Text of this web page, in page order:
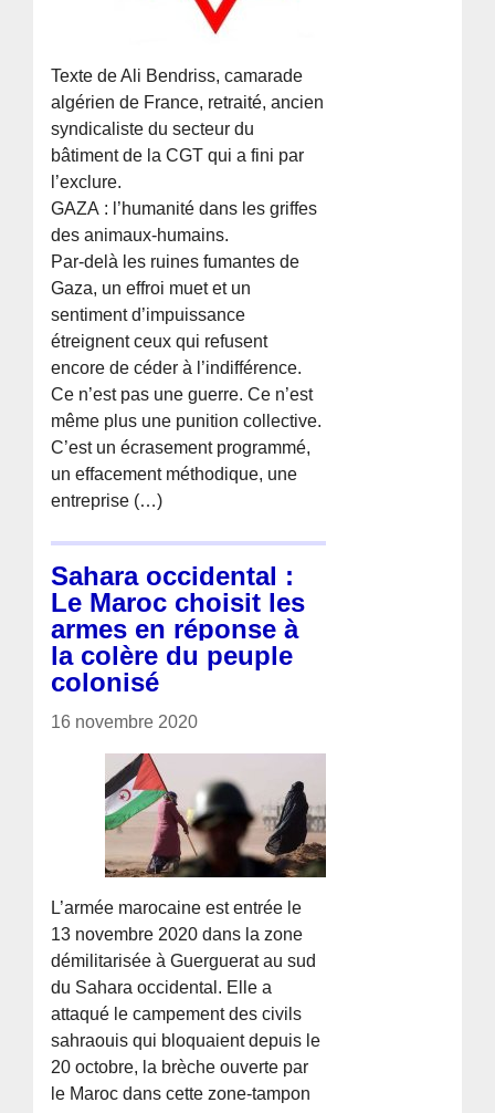
Texte de Ali Bendriss, camarade
algérien de France, retraité, ancien
syndicaliste du secteur du
bâtiment de la CGT qui a fini par
l’exclure.
GAZA : l’humanité dans les griffes
des animaux-humains.
Par-delà les ruines fumantes de
Gaza, un effroi muet et un
sentiment d’impuissance
étreignent ceux qui refusent
encore de céder à l’indifférence.
Ce n’est pas une guerre. Ce n’est
même plus une punition collective.
C’est un écrasement programmé,
un effacement méthodique, une
entreprise (…)
Sahara occidental :
Le Maroc choisit les
armes en réponse à
la colère du peuple
colonisé
16 novembre 2020
L’armée marocaine est entrée le
13 novembre 2020 dans la zone
démilitarisée à Guerguerat au sud
du Sahara occidental. Elle a
attaqué le campement des civils
sahraouis qui bloquaient depuis le
20 octobre, la brèche ouverte par
le Maroc dans cette zone-tampon